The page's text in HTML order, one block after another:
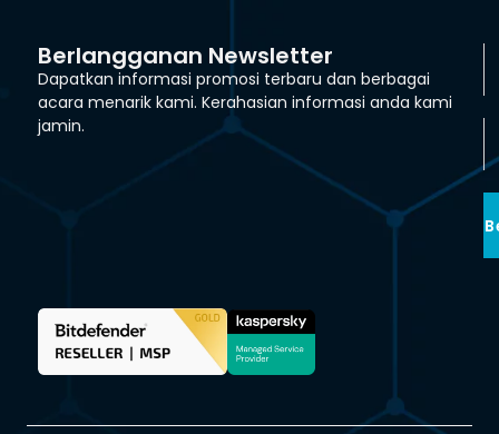
Berlangganan Newsletter
Dapatkan informasi promosi terbaru dan berbagai
acara menarik kami. Kerahasian informasi anda kami
jamin.